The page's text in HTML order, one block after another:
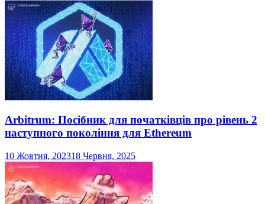
Arbitrum: Посібник для початківців про рівень 2
наступного покоління для Ethereum
10 Жовтня, 202318 Червня, 2025